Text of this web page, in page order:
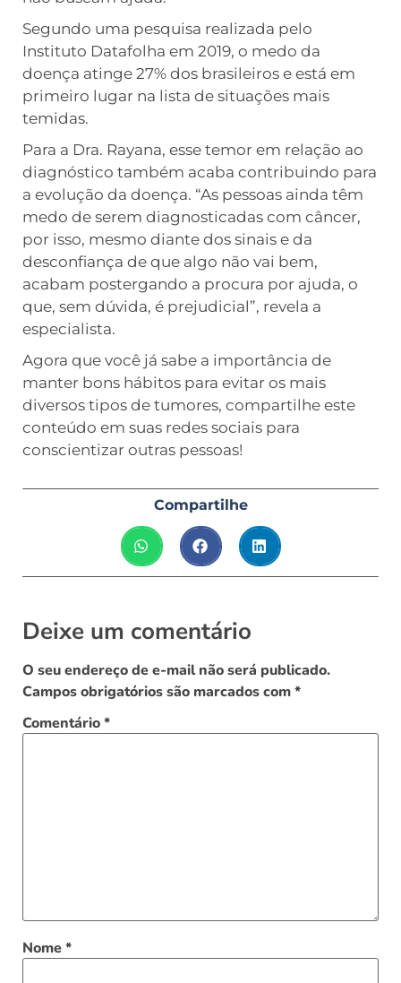
Segundo uma pesquisa realizada pelo
Instituto Datafolha em 2019, o medo da
doença atinge 27% dos brasileiros e está em
primeiro lugar na lista de situações mais
temidas.
Para a Dra. Rayana, esse temor em relação ao
diagnóstico também acaba contribuindo para
a evolução da doença. “As pessoas ainda têm
medo de serem diagnosticadas com câncer,
por isso, mesmo diante dos sinais e da
desconfiança de que algo não vai bem,
acabam postergando a procura por ajuda, o
que, sem dúvida, é prejudicial”, revela a
especialista.
Agora que você já sabe a importância de
manter bons hábitos para evitar os mais
diversos tipos de tumores, compartilhe este
conteúdo em suas redes sociais para
conscientizar outras pessoas!
Compartilhe
Deixe um comentário
O seu endereço de e-mail não será publicado.
Campos obrigatórios são marcados com*
Comentário*
Nome*